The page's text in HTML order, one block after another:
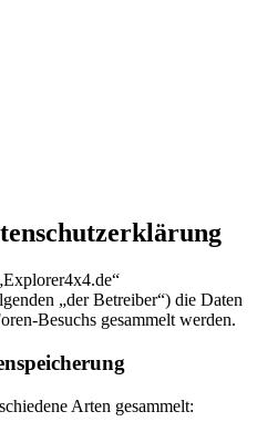
„der Betreiber“) die Daten
Besuchs gesammelt werden.
Arten gesammelt: